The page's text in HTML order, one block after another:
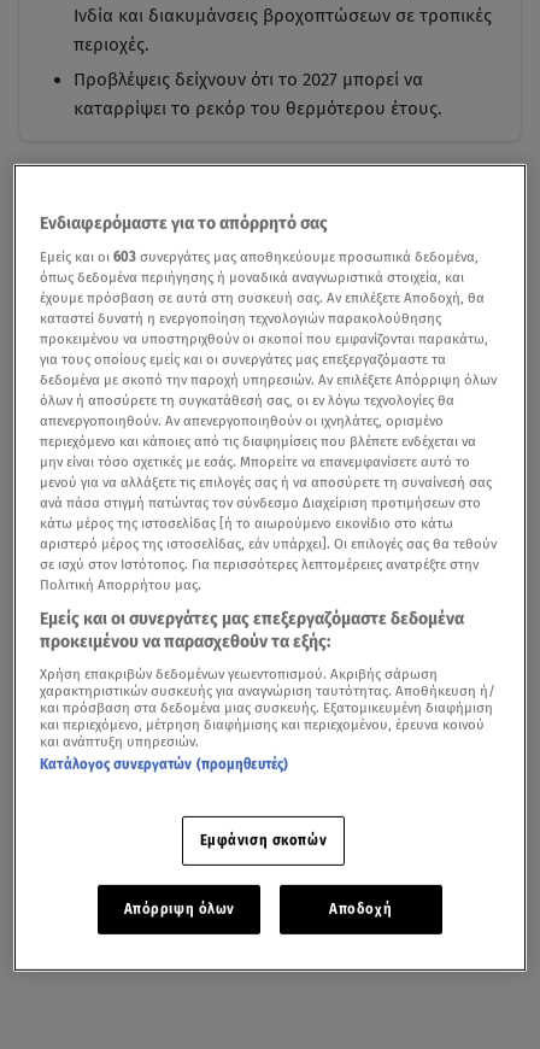
Ινδία και διακυμάνσεις βροχοπτώσεων σε τροπικές
περιοχές.
Προβλέψεις δείχνουν ότι το 2027 μπορεί να
καταρρίψει το ρεκόρ του θερμότερου έτους.
Ενδιαφερόμαστε για το απόρρητό σας
Εμείς και οι603 συνεργάτες μας αποθηκεύουμε προσωπικά δεδομένα,
όπως δεδομένα περιήγησης ή μοναδικά αναγνωριστικά στοιχεία, και
έχουμε πρόσβαση σε αυτά στη συσκευή σας. Αν επιλέξετε Αποδοχή, θα
καταστεί δυνατή η ενεργοποίηση τεχνολογιών παρακολούθησης
προκειμένου να υποστηριχθούν οι σκοποί που εμφανίζονται παρακάτω,
για τους οποίους εμείς και οι συνεργάτες μας επεξεργαζόμαστε τα
δεδομένα με σκοπό την παροχή υπηρεσιών. Αν επιλέξετε Απόρριψη όλων
όλων ή αποσύρετε τη συγκατάθεσή σας, οι εν λόγω τεχνολογίες θα
απενεργοποιηθούν. Αν απενεργοποιηθούν οι ιχνηλάτες, ορισμένο
περιεχόμενο και κάποιες από τις διαφημίσεις που βλέπετε ενδέχεται να
μην είναι τόσο σχετικές με εσάς. Μπορείτε να επανεμφανίσετε αυτό το
μενού για να αλλάξετε τις επιλογές σας ή να αποσύρετε τη συναίνεσή σας
ανά πάσα στιγμή πατώντας τον σύνδεσμο Διαχείριση προτιμήσεων στο
κάτω μέρος της ιστοσελίδας [ή το αιωρούμενο εικονίδιο στο κάτω
αριστερό μέρος της ιστοσελίδας, εάν υπάρχει]. Οι επιλογές σας θα τεθούν
σε ισχύ στον Ιστότοπος. Για περισσότερες λεπτομέρειες ανατρέξτε στην
Πολιτική Απορρήτου μας.
Εμείς και οι συνεργάτες μας επεξεργαζόμαστε δεδομένα
προκειμένου να παρασχεθούν τα εξής:
Χρήση επακριβών δεδομένων γεωεντοπισμού. Ακριβής σάρωση
χαρακτηριστικών συσκευής για αναγνώριση ταυτότητας. Αποθήκευση ή/
και πρόσβαση στα δεδομένα μιας συσκευής. Εξατομικευμένη διαφήμιση
και περιεχόμενο, μέτρηση διαφήμισης και περιεχομένου, έρευνα κοινού
και ανάπτυξη υπηρεσιών.
Κατάλογος συνεργατών (προμηθευτές)
Εμφάνιση σκοπών
Απόρριψη όλων Αποδοχή